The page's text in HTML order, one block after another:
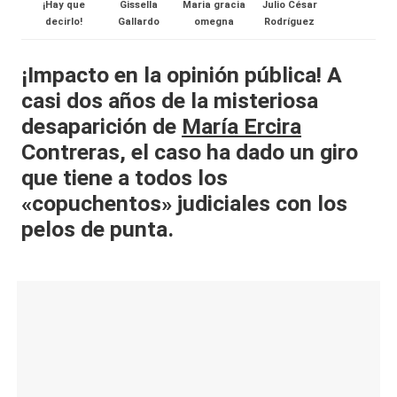
it
y
s,
T
V
y
R
¡Hay que
decirlo!
Gissella
Gallardo
Maria gracia
omegna
Julio César
Rodríguez
¡Impacto en la opinión pública! A
casi dos años de la misteriosa
desaparición de María Ercira
Contreras, el caso ha dado un giro
que tiene a todos los
«copuchentos» judiciales con los
pelos de punta.